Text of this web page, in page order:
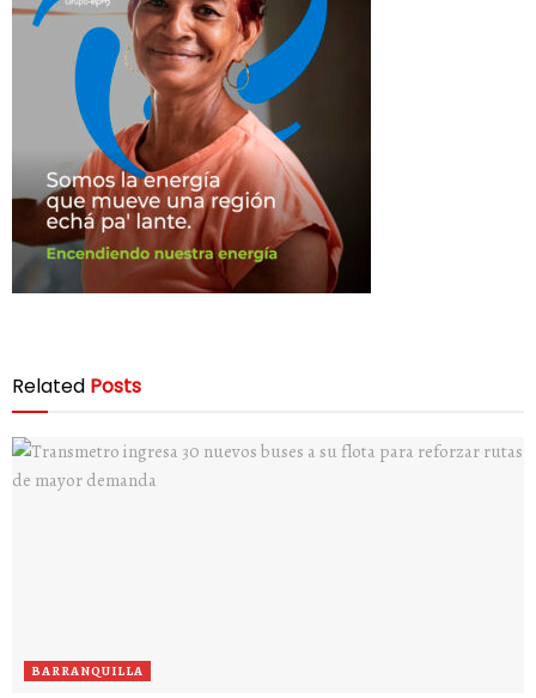
Related Posts
BARRANQUILLA